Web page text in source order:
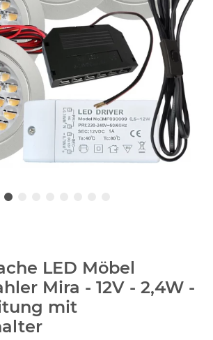
LED Möbel
Mira - 12V - 2,4W -
mit